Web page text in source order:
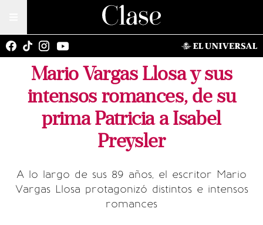
Mario Vargas Llosa y sus
intensos romances, de su
prima Patricia a Isabel
Preysler
A lo largo de sus 89 años, el escritor Mario
Vargas Llosa protagonizó distintos e intensos
romances